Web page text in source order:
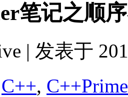
笔记之顺
| 发表于
C++,